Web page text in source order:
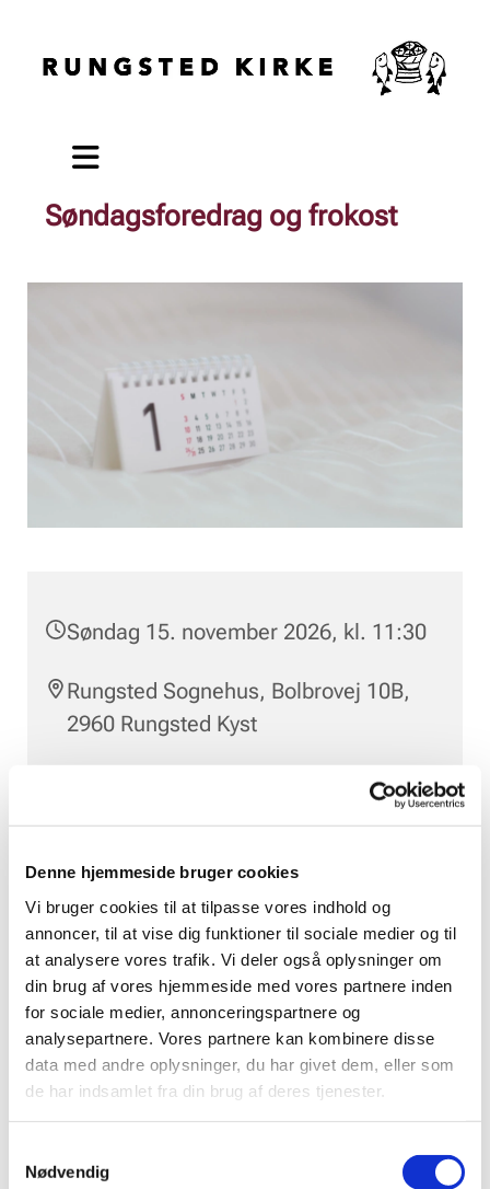
Denne hjemmeside bruger cookies
Vi bruger cookies til at tilpasse vores indhold og
annoncer, til at vise dig funktioner til sociale medier og til
at analysere vores trafik. Vi deler også oplysninger om
din brug af vores hjemmeside med vores partnere inden
for sociale medier, annonceringspartnere og
analysepartnere. Vores partnere kan kombinere disse
data med andre oplysninger, du har givet dem, eller som
de har indsamlet fra din brug af deres tjenester.
Nødvendig
Søndagsforedrag og frokost
Søndag 15. november 2026, kl. 11:30
Rungsted Sognehus, Bolbrovej 10B,
2960 Rungsted Kyst
Freja Polonius om aktiv dødshjælp
Foredrag & Frokost incl. drikke. Pris 100 kr.
Tilmelding på rungstedkirke.dk